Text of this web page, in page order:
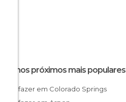
Destinos próximos mais populares
O que fazer em Colorado Springs